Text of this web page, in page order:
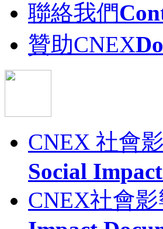
聯絡我們
贊助CNEX
CNEX 社會
Social
CNEX社會